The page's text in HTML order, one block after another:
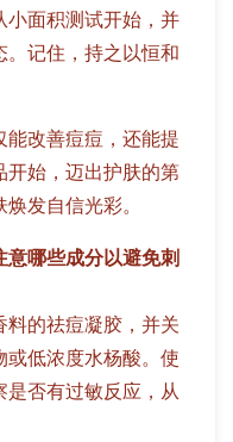
小面积测试开始，并
记住，持之以恒和
改善痘痘，还能提
开始，迈出护肤的第
发自信光彩。
意哪些成分以避免刺
的祛痘凝胶，并关
低浓度水杨酸。使
否有过敏反应，从